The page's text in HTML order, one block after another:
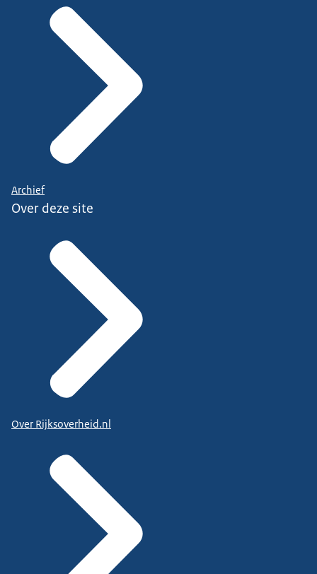
Archief
Over deze site
Over Rijksoverheid.nl